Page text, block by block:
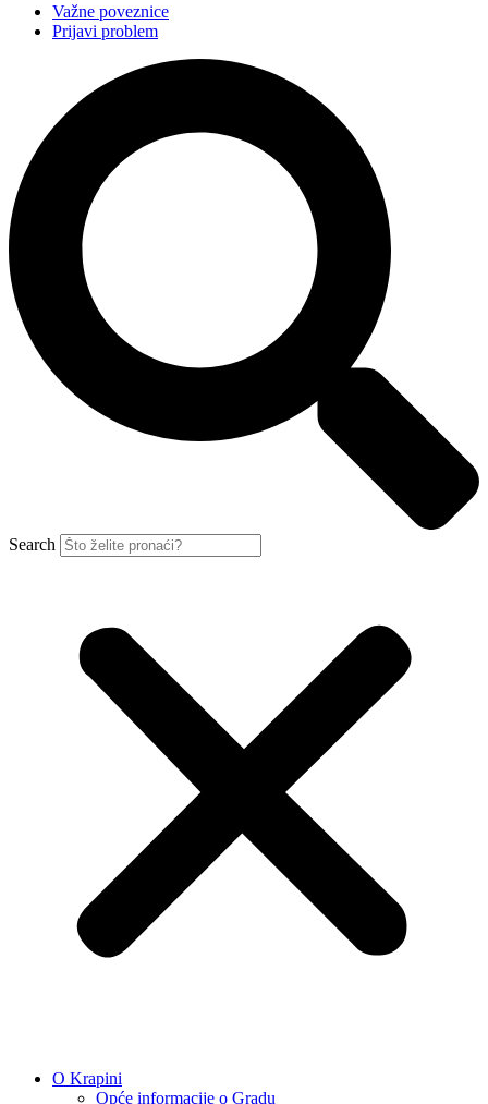
Važne poveznice
Prijavi problem
Search
O Krapini
Opće informacije o Gradu